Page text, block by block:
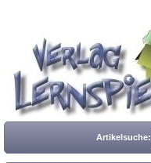
Artikelsuche: